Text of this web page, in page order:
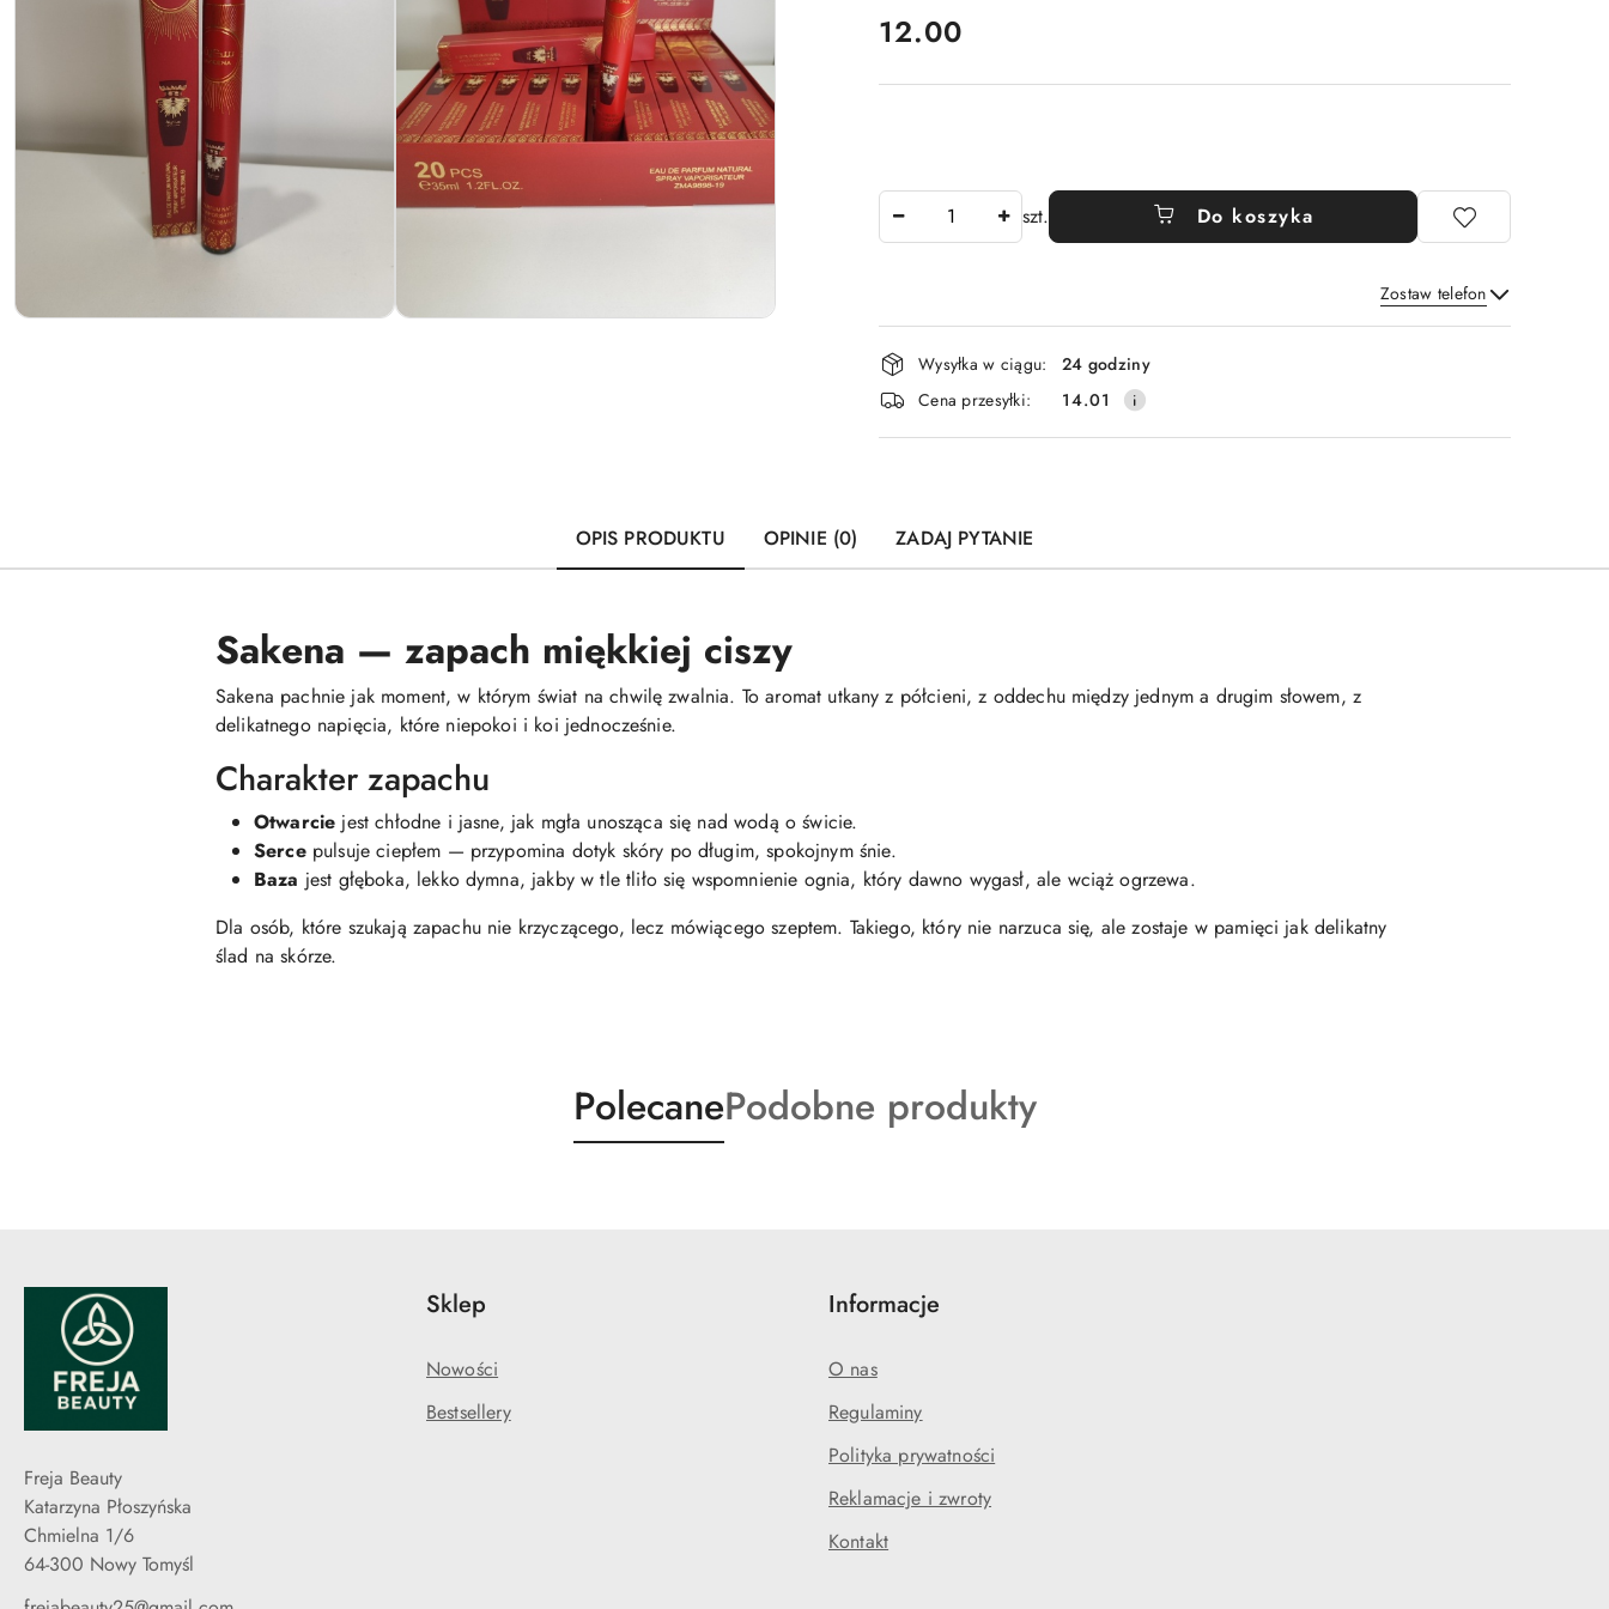
cena:
12.00
szt. Do koszyka
Zostaw telefon
Wyślij
Dostępność
i
dostawa
Wysyłka w ciągu:
24 godziny
Cena przesyłki:
14.01
OPIS PRODUKTU OPINIE (0) ZADAJ PYTANIE
Sakena — zapach miękkiej ciszy
Sakena pachnie jak moment, w którym świat na chwilę zwalnia. To aromat utkany z półcieni, z oddechu między jednym a drugim słowem, z
delikatnego napięcia, które niepokoi i koi jednocześnie.
Charakter zapachu
Otwarcie jest chłodne i jasne, jak mgła unosząca się nad wodą o świcie.
Sercepulsuje ciepłem — przypomina dotyk skóry po długim, spokojnym śnie.
Baza jest głęboka, lekko dymna, jakby w tle tliło się wspomnienie ognia, który dawno wygasł, ale wciąż ogrzewa.
Dla osób, które szukają zapachu nie krzyczącego, lecz mówiącego szeptem. Takiego, który nie narzuca się, ale zostaje w pamięci jak delikatny
ślad na skórze.
Produkty
o
PolecaneProdukty
o
Podobne produkty
Freja Beauty
Katarzyna Płoszyńska
Chmielna 1/6
64-300 Nowy Tomyśl
Sklep
Nowości
Bestsellery
Informacje
O nas
Regulaminy
Polityka prywatności
Reklamacje i zwroty
Kontakt